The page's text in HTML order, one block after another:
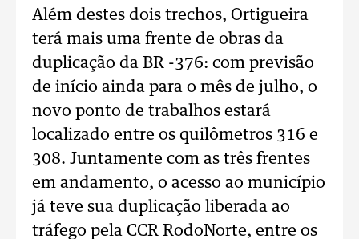
Além destes dois trechos, Ortigueira
terá mais uma frente de obras da
duplicação da BR -376: com previsão
de início ainda para o mês de julho, o
novo ponto de trabalhos estará
localizado entre os quilômetros 316 e
308. Juntamente com as três frentes
em andamento, o acesso ao município
já teve sua duplicação liberada ao
tráfego pela CCR RodoNorte, entre os